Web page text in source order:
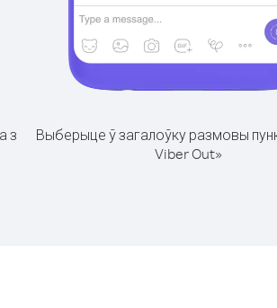
з
Выберыце ў загалоўку размовы
Viber Out»